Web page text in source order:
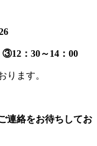
：30～14：00
ります。
連絡をお待ちしてお